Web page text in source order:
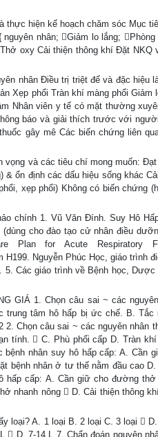
thực hiện kế hoạch chăm sóc Mục
nhân; Giảm lo lắng;
oxy Cải thiện thông khí Đặt NKQ
nhân Điều trị triệt để và đặc hiệu
Xẹp phổi Tràn khí màng phổi Giảm
Nhân viên y tế có mặt thường
báo và giải thích trước với
gây mê Các biến chứng liên
vọng và các tiêu chí mong muốn:
ổn định các dấu hiệu sống khác
xẹp phổi) Không có biến chứng
chính 1. Vũ Văn Đính. Suy Hô
cho đào tạo cử nhân điều
Plan for Acute Respiratory
H199. Nguyễn Phúc Học, giáo trình
5. Các giáo trình về Bệnh học, Dược
GIÁ 1. Chọn câu sai ~ các
trung tâm hô hấp bị ức chế. B. Tắc
Chọn câu sai ~ các nguyên nhân
tính.  C. Phù phổi cấp D. Tràn khí
nhân suy hô hấp cấp: A. Cần
bệnh nhân ở tư thế nằm đầu cao D.
hấp cấp: A. Cần giữ cho đường thở
nhanh nông  D. Cải thiện thông
loại? A. 1 loại B. 2 loại C. 3 loại 
 D. 7-14 L 7. Chẩn đoán nguyên